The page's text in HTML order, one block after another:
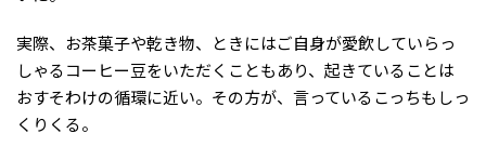
実際、お茶菓子や乾き物、ときにはご自身が愛飲していらっ
しゃるコーヒー豆をいただくこともあり、起きていることは
おすそわけの循環に近い。その方が、言っているこっちもしっ
くりくる。